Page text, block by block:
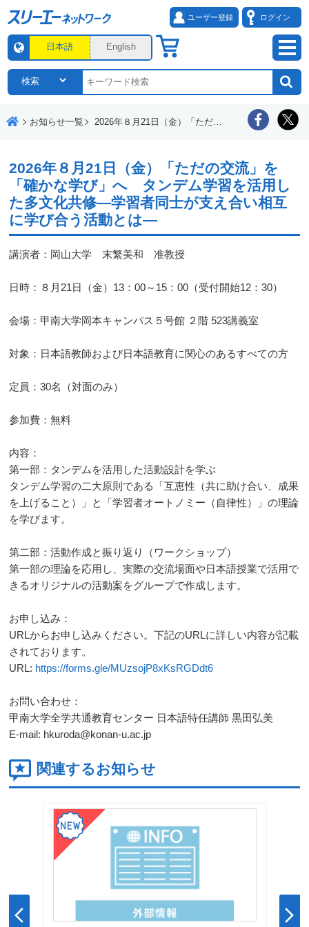
ユーザー登録 ログイン
日本語 English
お知らせ一覧 2026年８月21日（金）「ただの交流」を「確かな学び」へ タンデム学習を活用した多文化共修―学習者同士が支え合い相互に学び合う活動とは―
2026年８月21日（金）「ただの交流」を
「確かな学び」へ タンデム学習を活用し
た多文化共修―学習者同士が支え合い相互
に学び合う活動とは―
講演者：岡山大学 末繁美和 准教授
日時：８月21日（金）13：00～15：00（受付開始12：30）
会場：甲南大学岡本キャンパス５号館 ２階 523講義室
対象：日本語教師および日本語教育に関心のあるすべての方
定員：30名（対面のみ）
参加費：無料
内容：
第一部：タンデムを活用した活動設計を学ぶ
タンデム学習の二大原則である「互恵性（共に助け合い、成果
を上げること）」と「学習者オートノミー（自律性）」の理論
を学びます。
第二部：活動作成と振り返り（ワークショップ）
第一部の理論を応用し、実際の交流場面や日本語授業で活用で
きるオリジナルの活動案をグループで作成します。
お申し込み：
URLからお申し込みください。下記のURLに詳しい内容が記載
されております。
URL: https://forms.gle/MUzsojP8xKsRGDdt6
お問い合わせ：
甲南大学全学共通教育センター 日本語特任講師 黒田弘美
E-mail: hkuroda@konan-u.ac.jp
関連するお知らせ